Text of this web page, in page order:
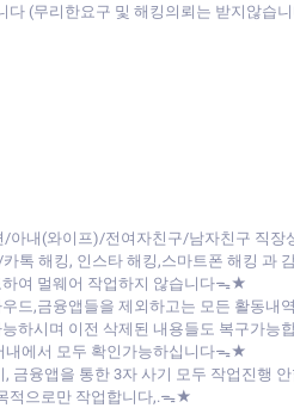
(무리한요구 및 해킹의뢰는 받지않습
내(와이프)/전여자친구/남자친구 직장
톡 해킹, 인스타 해킹,스마트폰 해킹
여 멀웨어 작업하지 않습니다ᯓ★
드,금융앱들을 제외하고는 모든 활동
하시며 이전 삭제된 내용들도 복구가
내에서 모두 확인가능하십니다ᯓ★
금융앱을 통한 3자 사기 모두 작업진행
적으로만 작업합니다,.ᯓ★